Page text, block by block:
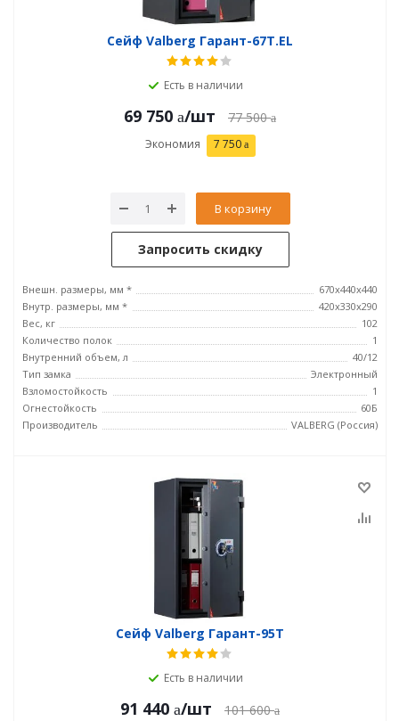
Сейф Valberg Гарант-67T.EL
Есть в наличии
69 750 /шт 77 500
Экономия 7 750
В корзину
Запросить скидку
Внешн. размеры, мм *
670x440x440
Внутр. размеры, мм *
420х330х290
Вес, кг
102
Количество полок
1
Внутренний объем, л
40/12
Тип замка
Электронный
Взломостойкость
1
Огнестойкость
60Б
Производитель
VALBERG (Россия)
Сейф Valberg Гарант-95T
Есть в наличии
91 440 /шт 101 600